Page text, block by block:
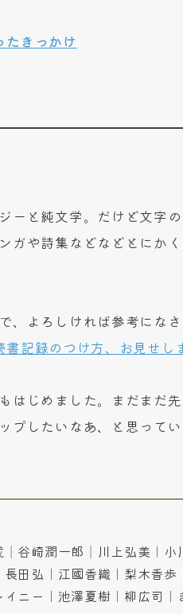
たきっかけ
ーと純文学。だけど文字
ガや詩集などなどとにか
、よろしければ参考にな
記録のつけ方、お見せし
じめました。まだまだ
プしたいなあ、と思ってい
│谷崎潤一郎│川上弘美｜小
田弘｜江國香織｜梨木香
イニー｜池澤夏樹｜柳広司